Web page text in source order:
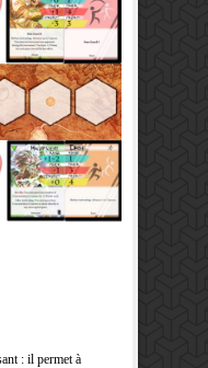
: il permet à